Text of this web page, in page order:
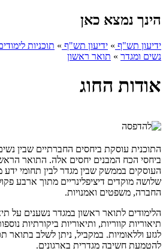
הינך נמצא כאן
ידיעון תש"ף » ידיעון תש"ף » תוכניות
נשים ומגדר » תואר ראשון
אודות החוג
התוכנית עוסקת ביחסים החברתיים שבין
ביחסי הכח המבנים יחסים אלה. התואר
העוסקים בממשק שבין מגדר לבין תחומי ידע
שלושה מוקדים דיציפלינריים מתוך ארבע
החברה, משפטים ואמנויות.
הלימודים לתואר ראשון במגדר נשענים על
תיאוריות קווריות, ותיאוריות ביקורתיות
לגזע וללאומיות. במקביל, ניתן לשלב
להטמעת חשיבה מגדרית בארגונים.